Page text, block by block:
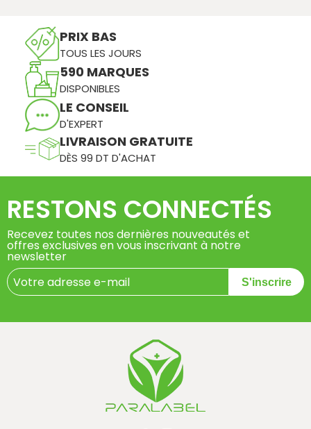
PRIX BAS
TOUS LES JOURS
590 MARQUES
DISPONIBLES
LE CONSEIL
D'EXPERT
LIVRAISON GRATUITE
DÈS 99 DT D'ACHAT
RESTONS CONNECTÉS
Recevez toutes nos dernières nouveautés et
offres exclusives en vous inscrivant à notre
newsletter
S'inscrire